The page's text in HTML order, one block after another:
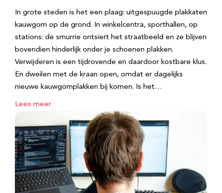
In grote steden is het een plaag: uitgespuugde plakkaten
kauwgom op de grond. In winkelcentra, sporthallen, op
stations: de smurrie ontsiert het straatbeeld en ze blijven
bovendien hinderlijk onder je schoenen plakken.
Verwijderen is een tijdrovende en daardoor kostbare klus.
En dweilen met de kraan open, omdat er dagelijks
nieuwe kauwgomplakken bij komen. Is het…
Lees meer